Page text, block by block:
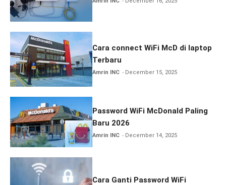
Cara connect WiFi McD di laptop
Terbaru
Amrin INC December 15, 2025
Password WiFi McDonald Paling
Baru 2026
Amrin INC December 14, 2025
Cara Ganti Password WiFi